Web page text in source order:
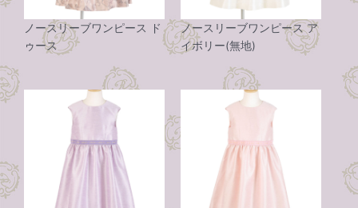
ノースリーブワンピース ド
ゥース
ノースリーブワンピース ア
イボリー(無地)